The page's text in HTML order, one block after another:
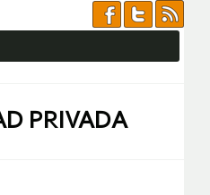
PRIVADA